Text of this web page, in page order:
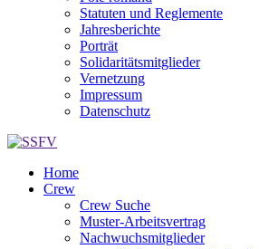
Statuten und Reglemente
Jahresberichte
Porträt
Solidaritätsmitglieder
Vernetzung
Impressum
Datenschutz
Home
Crew
Crew Suche
Muster-Arbeitsvertrag
Nachwuchsmitglieder